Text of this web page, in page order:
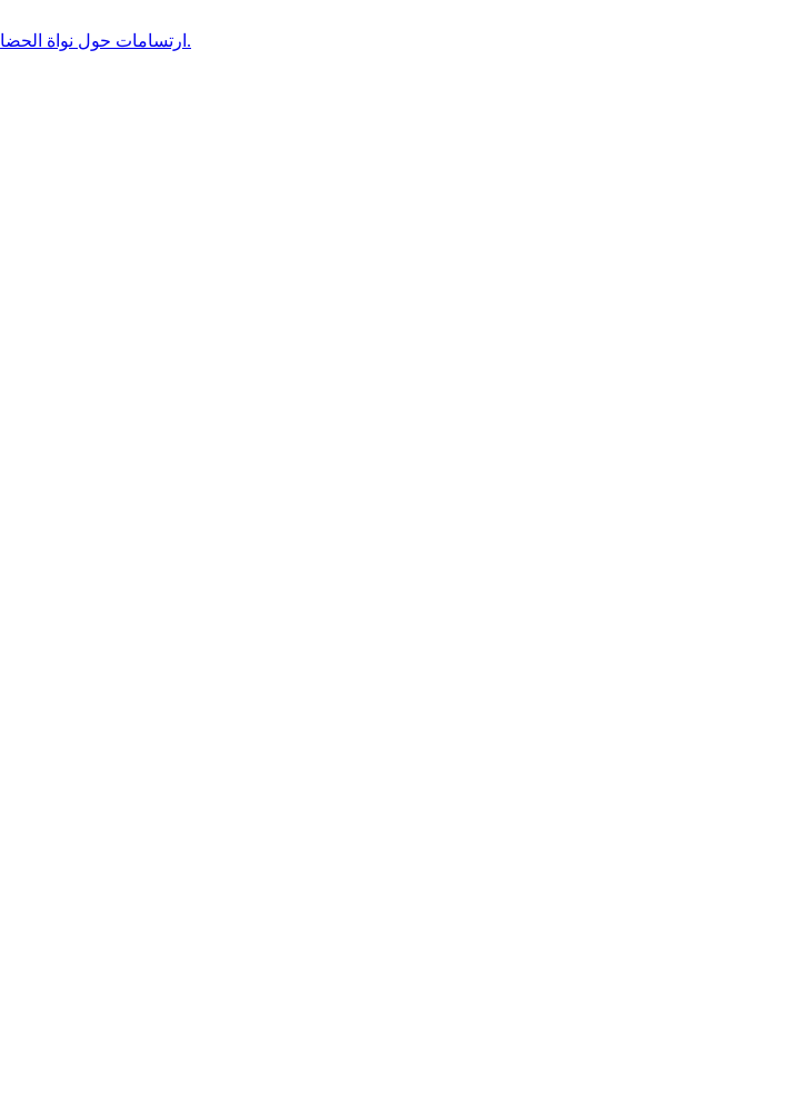
ارتسامات حول نواة الحضارة العربية الإسلامية.. في فلسفة اللغة والفكر/ الدكتور محمد أحظانا. كاتب ومفكر موريتاني.